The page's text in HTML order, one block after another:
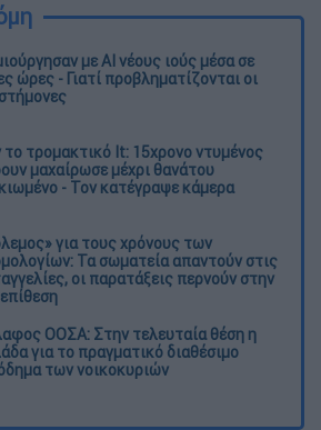
με AI νέους ιούς μέσα σε
ώρες - Γιατί προβληματίζονται οι
το τρομακτικό It: 15χρονο ντυμένος
μαχαίρωσε μέχρι θανάτου
- Τον κατέγραψε κάμερα
για τους χρόνους των
Τα σωματεία απαντούν στις
οι παρατάξεις περνούν στην
ΟΟΣΑ: Στην τελευταία θέση η
για το πραγματικό διαθέσιμο
των νοικοκυριών